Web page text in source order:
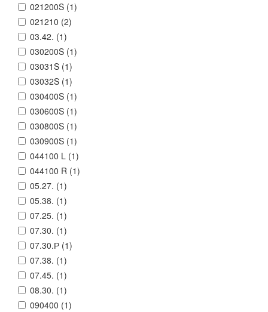
021200S (1)
021210 (2)
03.42. (1)
030200S (1)
03031S (1)
03032S (1)
030400S (1)
030600S (1)
030800S (1)
030900S (1)
044100 L (1)
044100 R (1)
05.27. (1)
05.38. (1)
07.25. (1)
07.30. (1)
07.30.Р (1)
07.38. (1)
07.45. (1)
08.30. (1)
090400 (1)